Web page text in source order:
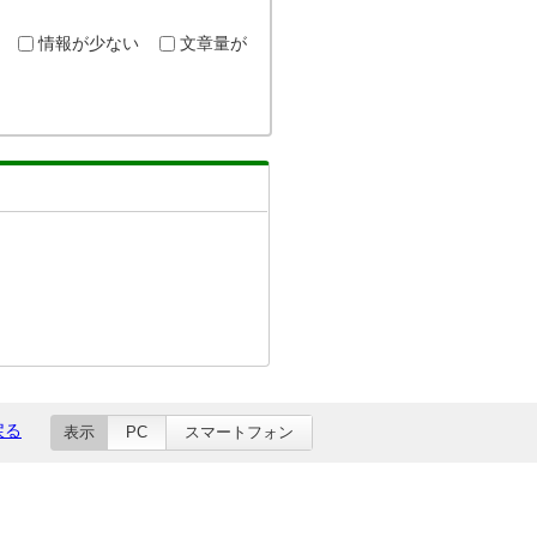
情報が少ない
文章量が
る 表示 PC スマートフォン